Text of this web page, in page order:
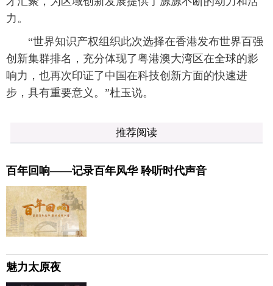
力。
“世界知识产权组织此次选择在香港发布世界百强
创新集群排名，充分体现了粤港澳大湾区在全球的影
响力，也再次印证了中国在科技创新方面的快速进
步，具有重要意义。”杜玉说。
推荐阅读
百年回响——记录百年风华 聆听时代声音
魅力太原夜